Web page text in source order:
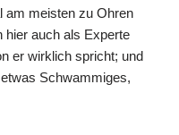
am meisten zu Ohren
hier auch als Experte
er wirklich spricht; und
Schwammiges,